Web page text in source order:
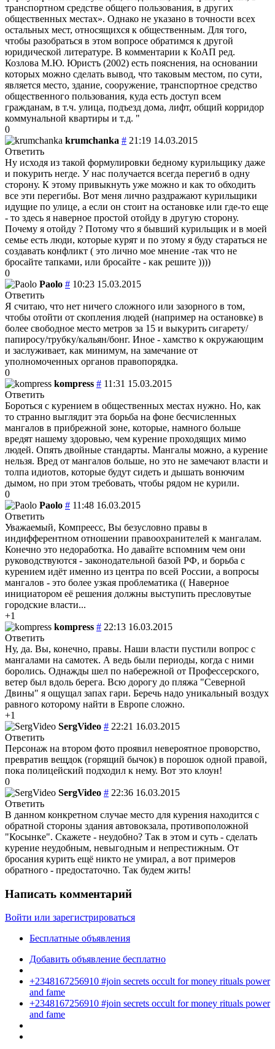
транспортном средстве общего пользования, в других
общественных местах». Однако не указано в точности всех
остальных мест, относящихся к общественным. Для того,
чтобы разобраться в этом вопросе обратимся к другой
юридической литературе. В комментарии к КоАП ред.
Козлова М.Ю. Юристъ (2002) есть пояснения, на основании
которых можно сделать вывод, что таковым местом, по сути,
является место, здание, сооружение, транспортное средство
общественного пользования, куда есть доступ всем
гражданам, в т.ч. улица, подъезд дома, лифт, общий корридор
коммунальной квартиры и т.д. "
0
krumchanka # 21:19 14.03.2015
Ответить
Ну исходя из такой формулировки бедному курильщику даже
и покурить негде. У нас получается всегда перегиб в одну
сторону. К этому привыкнуть уже можно и как то обходить
все эти перегибы. Вот меня лично раздражают курильщики
идущие по улице, а если он стоит на остановке или где-то еще
- то здесь я наверное простой отойду в другую сторону.
Почему я отойду ? Потому что я бывший курильщик и в моей
семье есть люди, которые курят и по этому я буду стараться не
создавать конфликт ( это лично мое мнение -так что не
бросайте тапками, или бросайте - как решите ))))
0
Paolo # 10:23 15.03.2015
Ответить
Я считаю, что нет ничего сложного или зазорного в том,
чтобы отойти от скопления людей (например на остановке) в
более свободное место метров за 15 и выкурить сигарету/
папиросу/трубку/кальян/бонг. Иное - хамство к окружающим
и заслуживает, как минимум, на замечание от
уполномоченных органов правопорядка.
0
kompress # 11:31 15.03.2015
Ответить
Бороться с курением в общественных местах нужно. Но, как
то странно выглядит эта борьба на фоне бесчисленных
мангалов в прибрежной зоне, которые, намного больше
вредят нашему здоровью, чем курение проходящих мимо
людей. Опять двойные стандарты. Мангалы можно, а курение
нельзя. Вред от мангалов больше, но это не замечают власти и
толпа идиотов, которые будут сидеть и дышать вонючим
дымом, но при этом требовать, чтобы рядом не курили.
0
Paolo # 11:48 16.03.2015
Ответить
Уважаемый, Компреесс, Вы безусловно правы в
индифферентном отношении правоохранителей к мангалам.
Конечно это недоработка. Но давайте вспомним чем они
руководствуются - законодательной базой РФ, и борьба с
курением идёт именно из центра по всей России, а вопросы
мангалов - это более узкая проблематика (( Наверное
инициатором её решения должны выступить пресловутые
городские власти...
+1
kompress # 22:13 16.03.2015
Ответить
Ну, да. Вы, конечно, правы. Наши власти пустили вопрос с
мангалами на самотек. А ведь были периоды, когда с ними
боролись. Однажды шел по набережной от Профессерского,
ветер был вдоль берега. Всю дорогу до пляжа "Северной
Двины" я ощущал запах гари. Беречь надо уникальный воздух
равного которому найти в Европе сложно.
+1
SergVideo # 22:21 16.03.2015
Ответить
Персонаж на втором фото проявил невероятное проворство,
превратив вещдок (горящий бычок) в порошок одной правой,
пока полицейский подходил к нему. Вот это клоун!
0
SergVideo # 22:36 16.03.2015
Ответить
В данном конкретном случае место для курения находится с
обратной стороны здания автовокзала, противоположной
"Косынке". Скажете - неудобно? Так в этом и суть - сделать
курение неудобным, невыгодным и непрестижным. От
бросания курить ещё никто не умирал, а вот примеров
обратного - предостаточно. Так будем жить!
Написать комментарий
Войти или зарегистрироваться
Бесплатные объявления
Добавить объявление бесплатно
+2348167256910 #join secrets occult for money rituals power
and fame
+2348167256910 #join secrets occult for money rituals power
and fame